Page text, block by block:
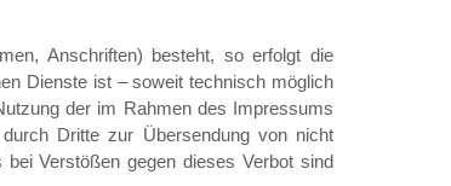
Anschriften) besteht, so erfolgt die
Dienste ist – soweit technisch möglich
der im Rahmen des Impressums
Dritte zur Übersendung von nicht
Verstößen gegen dieses Verbot sind